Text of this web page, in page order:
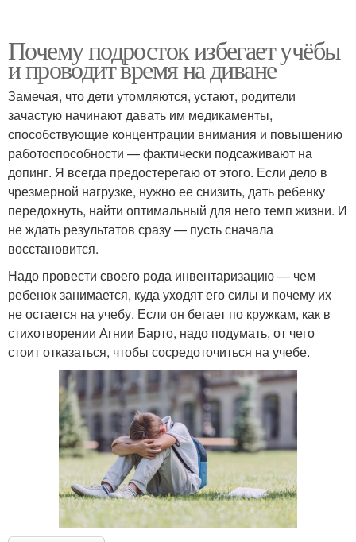
Почему подросток избегает учёбы
и проводит время на диване
Замечая, что дети утомляются, устают, родители
зачастую начинают давать им медикаменты,
способствующие концентрации внимания и повышению
работоспособности — фактически подсаживают на
допинг. Я всегда предостерегаю от этого. Если дело в
чрезмерной нагрузке, нужно ее снизить, дать ребенку
передохнуть, найти оптимальный для него темп жизни. И
не ждать результатов сразу — пусть сначала
восстановится.
Надо провести своего рода инвентаризацию — чем
ребенок занимается, куда уходят его силы и почему их
не остается на учебу. Если он бегает по кружкам, как в
стихотворении Агнии Барто, надо подумать, от чего
стоит отказаться, чтобы сосредоточиться на учебе.